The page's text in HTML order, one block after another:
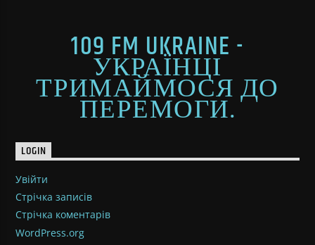
109 FM UKRAINE -
УКРАЇНЦІ
ТРИМАЙМОСЯ ДО
ПЕРЕМОГИ.
LOGIN
Увійти
Стрічка записів
Стрічка коментарів
WordPress.org